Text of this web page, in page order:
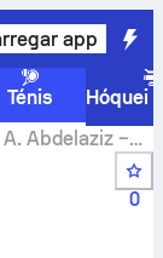
app
Ténis
Hóquei
Abdelaziz –
0